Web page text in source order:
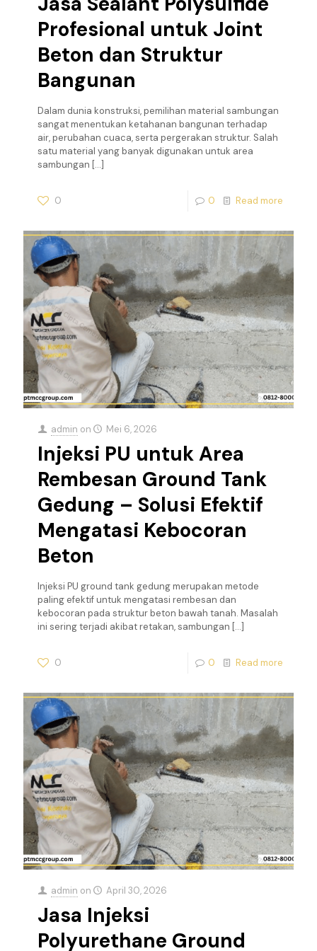
Profesional untuk Joint
Beton dan Struktur
Bangunan
Dalam dunia konstruksi, pemilihan material sambungan
sangat menentukan ketahanan bangunan terhadap
air, perubahan cuaca, serta pergerakan struktur. Salah
satu material yang banyak digunakan untuk area
sambungan […]
0 0 Read more
admin on Mei 6, 2026
Injeksi PU untuk Area
Rembesan Ground Tank
Gedung – Solusi Efektif
Mengatasi Kebocoran
Beton
Injeksi PU ground tank gedung merupakan metode
paling efektif untuk mengatasi rembesan dan
kebocoran pada struktur beton bawah tanah. Masalah
ini sering terjadi akibat retakan, sambungan […]
0 0 Read more
admin on April 30, 2026
Jasa Injeksi
Polyurethane Ground